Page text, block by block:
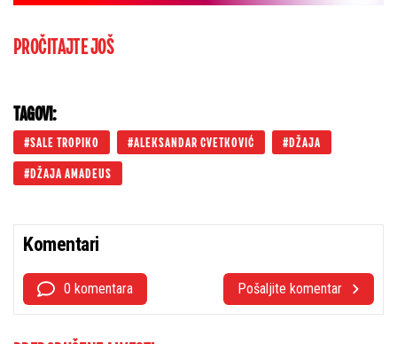
PROČITAJTE JOŠ
TAGOVI:
SALE TROPIKO ALEKSANDAR CVETKOVIĆ DŽAJA
DŽAJA AMADEUS
Komentari
0 komentara Pošaljite komentar